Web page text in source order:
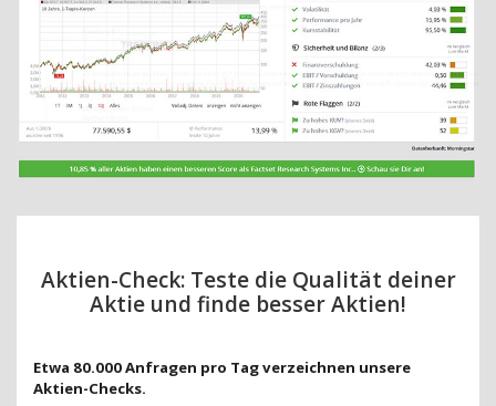
Aktien-Check: Teste die Qualität deiner
Aktie und finde besser Aktien!
Etwa 80.000 Anfragen pro Tag verzeichnen unsere
Aktien-Checks.